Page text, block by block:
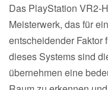
Das PlayStation VR2-
Meisterwerk, das für
entscheidender Faktor
dieses Systems sind
übernehmen eine